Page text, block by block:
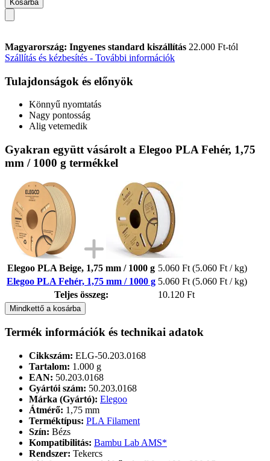
Kosárba
Magyarország: Ingyenes standard kiszállítás 22.000 Ft-tól
Szállítás és kézbesítés - További információk
Tulajdonságok és előnyök
Könnyű nyomtatás
Nagy pontosság
Alig vetemedik
Gyakran együtt vásárolt a Elegoo PLA Fehér, 1,75
mm / 1000 g termékkel
Elegoo PLA Beige, 1,75 mm / 1000 g 5.060 Ft (5.060 Ft / kg)
Elegoo PLA Fehér, 1,75 mm / 1000 g 5.060 Ft (5.060 Ft / kg)
Teljes összeg:
10.120 Ft
Mindkettő a kosárba
Termék információk és technikai adatok
Cikkszám: ELG-50.203.0168
Tartalom: 1.000 g
EAN: 50.203.0168
Gyártói szám: 50.203.0168
Márka (Gyártó): Elegoo
Átmérő: 1,75 mm
Terméktípus: PLA Filament
Szín: Bézs
Kompatibilitás: Bambu Lab AMS*
Rendszer: Tekercs